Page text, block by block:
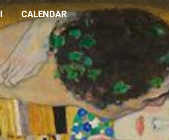
CALENDAR